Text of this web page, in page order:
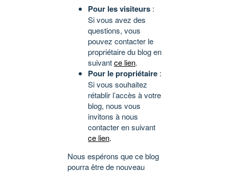
Pour les visiteurs :
Si vous avez des
questions, vous
pouvez contacter le
propriétaire du blog en
suivantce lien.
Pour le propriétaire :
Si vous souhaitez
rétablir l’accès à votre
blog, nous vous
invitons à nous
contacter en suivant
ce lien.
Nous espérons que ce blog
pourra être de nouveau